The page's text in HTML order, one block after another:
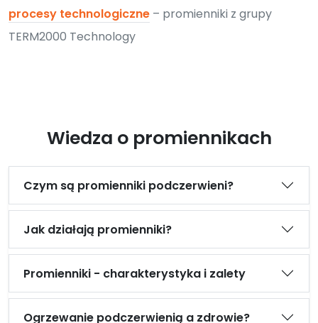
procesy technologiczne – promienniki z grupy
TERM2000 Technology
Wiedza o promiennikach
Czym są promienniki podczerwieni?
Jak działają promienniki?
Promienniki - charakterystyka i zalety
Ogrzewanie podczerwienią a zdrowie?